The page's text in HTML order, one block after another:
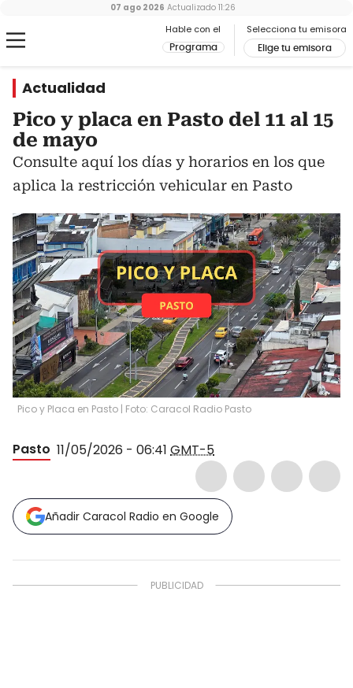
Hable con el
Programa
Selecciona tu emisora
Elige tu emisora
07 ago 2026 Actualizado 11:26
Actualidad
Pico y placa en Pasto del 11 al 15
de mayo
Consulte aquí los días y horarios en los que
aplica la restricción vehicular en Pasto
Pico y Placa en Pasto | Foto: Caracol Radio Pasto
Pasto 11/05/2026 - 06:41 GMT-5
Añadir Caracol Radio en Google